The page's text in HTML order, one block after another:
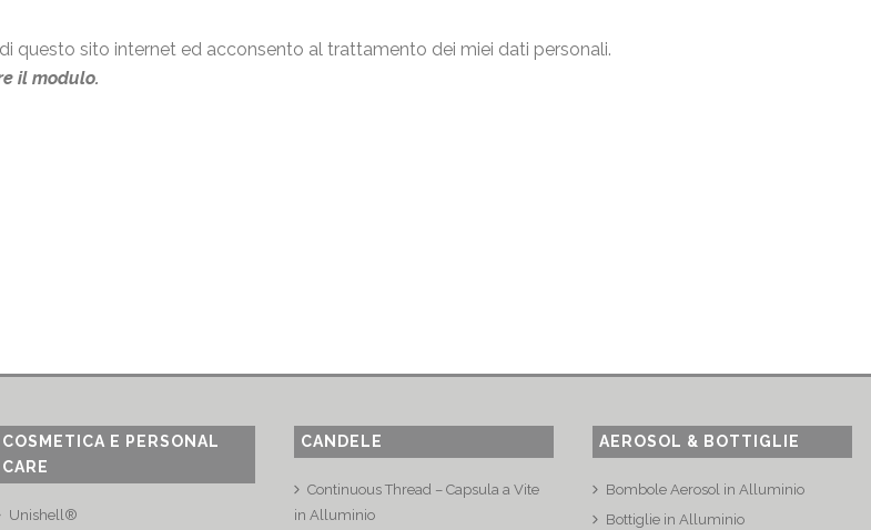
di questo sito internet ed acconsento al trattamento dei miei dati personali.
il modulo.
COSMETICA E PERSONAL
CARE
Unishell®
CANDELE
Continuous Thread – Capsula a Vite
in Alluminio
AEROSOL & BOTTIGLIE
Bombole Aerosol in Alluminio
Bottiglie in Alluminio